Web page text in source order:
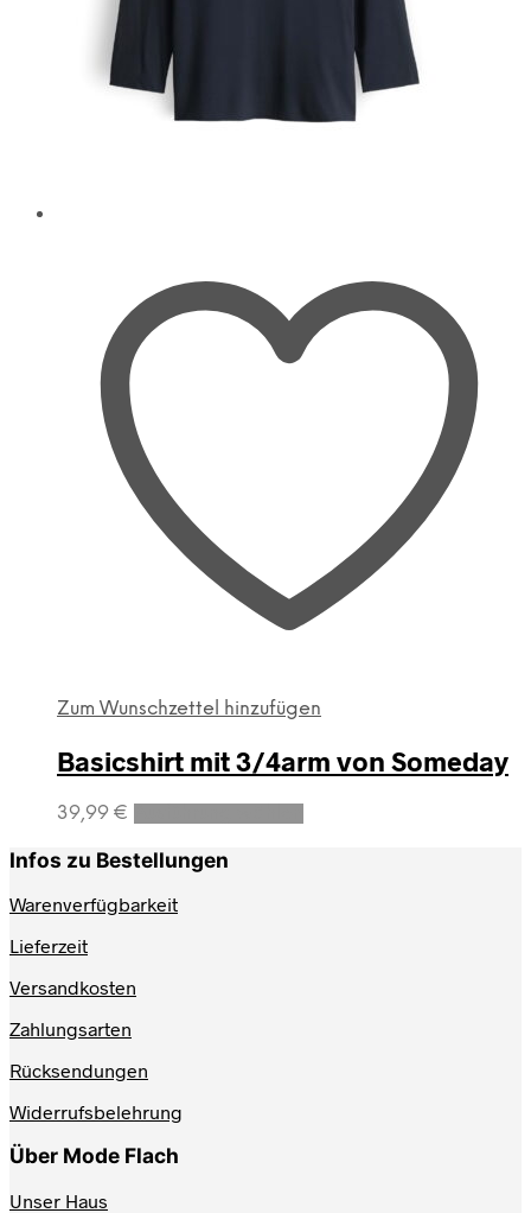
Zum Wunschzettel hinzufügen
Basicshirt mit 3/4arm von Someday
39,99 €
Dieses
Infos zu Bestellungen
Warenverfügbarkeit
Lieferzeit
Versandkosten
Zahlungsarten
Rücksendungen
Widerrufsbelehrung
Über Mode Flach
Unser Haus